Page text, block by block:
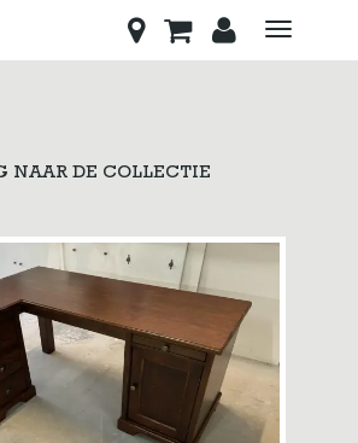
Toggle
NAAR DE COLLECTIE